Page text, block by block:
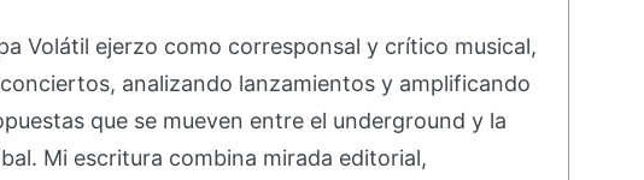
Volátil ejerzo como corresponsal y crítico musical,
analizando lanzamientos y amplificando
que se mueven entre el underground y la
Mi escritura combina mirada editorial,